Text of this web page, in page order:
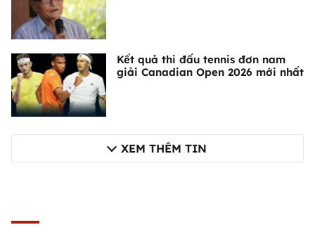
Kết quả thi đấu tennis đơn nam
giải Canadian Open 2026 mới nhất
XEM THÊM TIN